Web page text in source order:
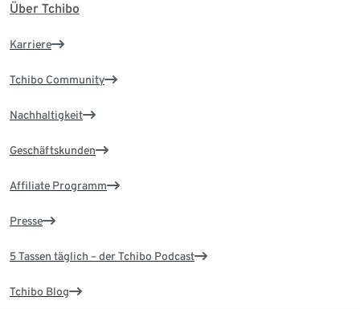
Über Tchibo
Karriere
Tchibo Community
Nachhaltigkeit
Geschäftskunden
Affiliate Programm
Presse
5 Tassen täglich – der Tchibo Podcast
Tchibo Blog